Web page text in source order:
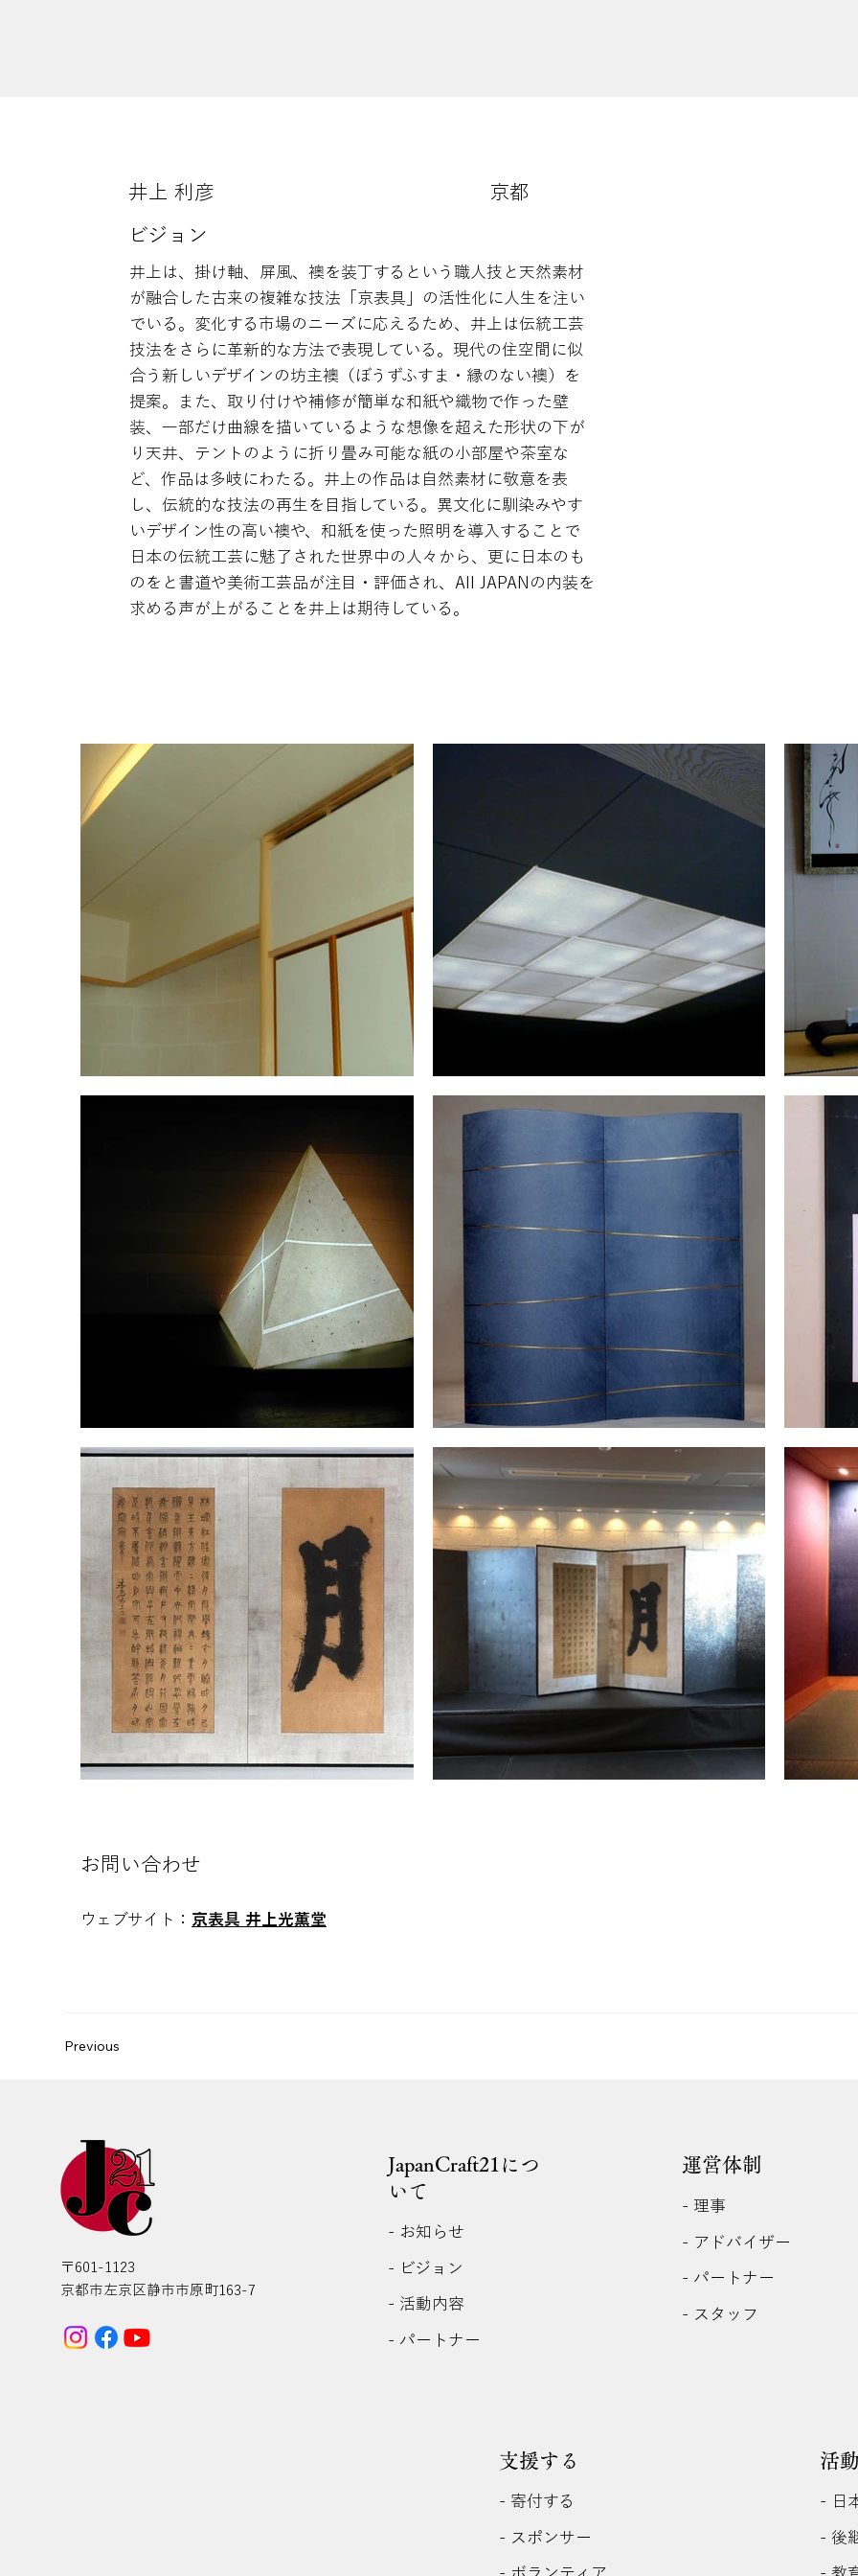
井上 利彦 京都
ビジョン
井上は、掛け軸、屏風、襖を装丁するという職人技と天然素材
が融合した古来の複雑な技法「京表具」の活性化に人生を注い
でいる。変化する市場のニーズに応えるため、井上は伝統工芸
技法をさらに革新的な方法で表現している。現代の住空間に似
合う新しいデザインの坊主襖（ぼうずふすま・縁のない襖）を
提案。また、取り付けや補修が簡単な和紙や織物で作った壁
装、一部だけ曲線を描いているような想像を超えた形状の下が
り天井、テントのように折り畳み可能な紙の小部屋や茶室な
ど、作品は多岐にわたる。井上の作品は自然素材に敬意を表
し、伝統的な技法の再生を目指している。異文化に馴染みやす
いデザイン性の高い襖や、和紙を使った照明を導入することで
日本の伝統工芸に魅了された世界中の人々から、更に日本のも
のをと書道や美術工芸品が注目・評価され、All JAPANの内装を
求める声が上がることを井上は期待している。
​お問い合わせ
ウェブサイト： 京表具 井上光薫堂
Previous
〒601-1123
京都市左京区静市市原町163-7
JapanCraft21につ
いて
- お知らせ
- ビジョン
- 活動内容
- パートナー
運営体制
- 理事
- アドバイザー
- パートナー
- スタッフ
支援する
- 寄付する
- スポンサー
活
- 日
- 後